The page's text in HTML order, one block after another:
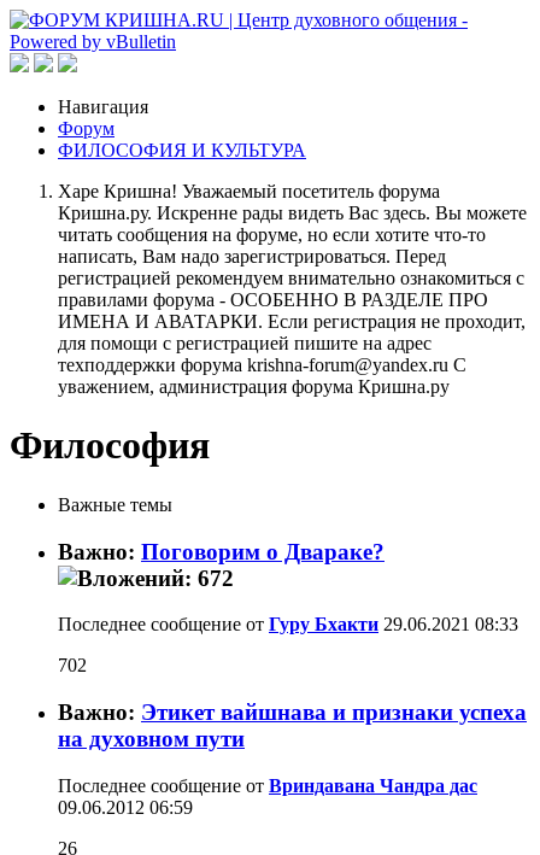
Навигация
Форум
ФИЛОСОФИЯ И КУЛЬТУРА
Харе Кришна! Уважаемый посетитель форума
Кришна.ру. Искренне рады видеть Вас здесь. Вы можете
читать сообщения на форуме, но если хотите что-то
написать, Вам надо зарегистрироваться. Перед
регистрацией рекомендуем внимательно ознакомиться с
правилами форума - ОСОБЕННО В РАЗДЕЛЕ ПРО
ИМЕНА И АВАТАРКИ. Если регистрация не проходит,
для помощи с регистрацией пишите на адрес
техподдержки форума krishna-forum@yandex.ru С
уважением, администрация форума Кришна.ру
Философия
Важные темы
Важно: Поговорим о Двараке?
Последнее сообщение от Гуру Бхакти 29.06.2021 08:33
702
Важно: Этикет вайшнава и признаки успеха
на духовном пути
Последнее сообщение от Вриндавана Чандра дас
09.06.2012 06:59
26